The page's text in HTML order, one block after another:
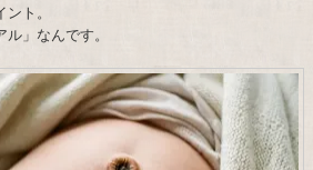
ト。
」なんです。